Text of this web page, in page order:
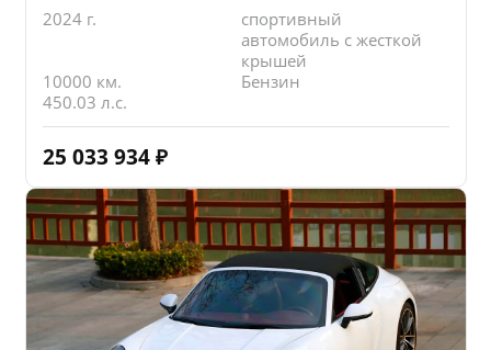
2024 г.
спортивный
автомобиль с жесткой
крышей
10000 км.
Бензин
450.03 л.с.
25 033 934 ₽